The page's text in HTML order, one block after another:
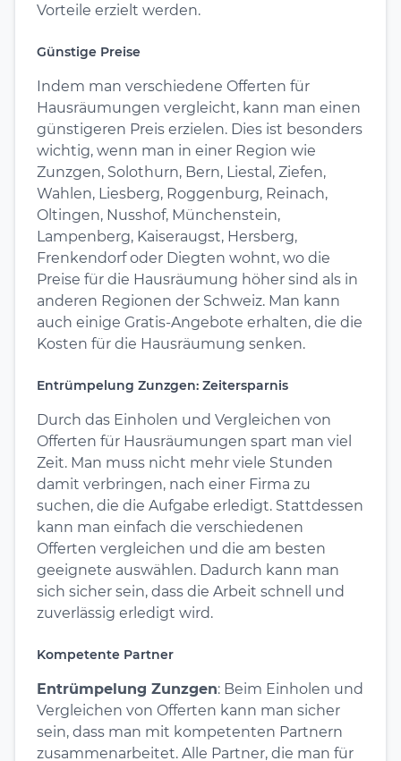
Vorteile erzielt werden.
Günstige Preise
Indem man verschiedene Offerten für
Hausräumungen vergleicht, kann man einen
günstigeren Preis erzielen. Dies ist besonders
wichtig, wenn man in einer Region wie
Zunzgen, Solothurn, Bern, Liestal, Ziefen,
Wahlen, Liesberg, Roggenburg, Reinach,
Oltingen, Nusshof, Münchenstein,
Lampenberg, Kaiseraugst, Hersberg,
Frenkendorf oder Diegten wohnt, wo die
Preise für die Hausräumung höher sind als in
anderen Regionen der Schweiz. Man kann
auch einige Gratis-Angebote erhalten, die die
Kosten für die Hausräumung senken.
Entrümpelung Zunzgen: Zeitersparnis
Durch das Einholen und Vergleichen von
Offerten für Hausräumungen spart man viel
Zeit. Man muss nicht mehr viele Stunden
damit verbringen, nach einer Firma zu
suchen, die die Aufgabe erledigt. Stattdessen
kann man einfach die verschiedenen
Offerten vergleichen und die am besten
geeignete auswählen. Dadurch kann man
sich sicher sein, dass die Arbeit schnell und
zuverlässig erledigt wird.
Kompetente Partner
Entrümpelung Zunzgen: Beim Einholen und
Vergleichen von Offerten kann man sicher
sein, dass man mit kompetenten Partnern
zusammenarbeitet. Alle Partner, die man für